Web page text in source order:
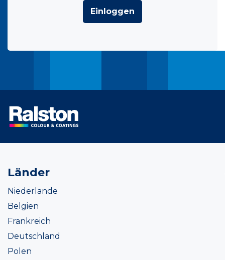
Einloggen
Länder
Niederlande
Belgien
Frankreich
Deutschland
Polen